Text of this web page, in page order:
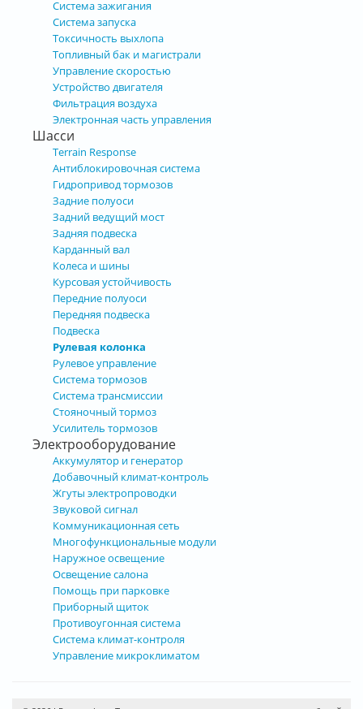
Система зажигания
Система запуска
Токсичность выхлопа
Топливный бак и магистрали
Управление скоростью
Устройство двигателя
Фильтрация воздуха
Электронная часть управления
Шасси
Terrain Response
Антиблокировочная система
Гидропривод тормозов
Задние полуоси
Задний ведущий мост
Задняя подвеска
Карданный вал
Колеса и шины
Курсовая устойчивость
Передние полуоси
Передняя подвеска
Подвеска
Рулевая колонка
Рулевое управление
Система тормозов
Система трансмиссии
Стояночный тормоз
Усилитель тормозов
Электрооборудование
Аккумулятор и генератор
Добавочный климат-контроль
Жгуты электропроводки
Звуковой сигнал
Коммуникационная сеть
Многофункциональные модули
Наружное освещение
Освещение салона
Помощь при парковке
Приборный щиток
Противоугонная система
Система климат-контроля
Управление микроклиматом